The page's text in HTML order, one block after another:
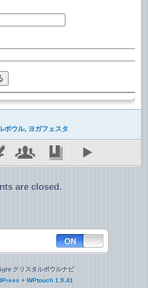
ボウル, ヨガフェスタ
are closed.
クリスタルボウルナビ
+ WPtouch 1.9.41